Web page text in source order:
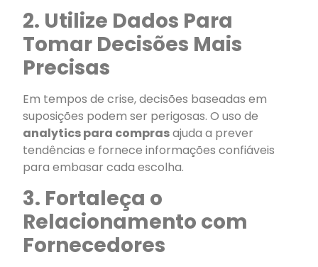
2. Utilize Dados Para
Tomar Decisões Mais
Precisas
Em tempos de crise, decisões baseadas em
suposições podem ser perigosas. O uso de
analytics para comprasajuda a prever
tendências e fornece informações confiáveis
para embasar cada escolha.
3. Fortaleça o
Relacionamento com
Fornecedores